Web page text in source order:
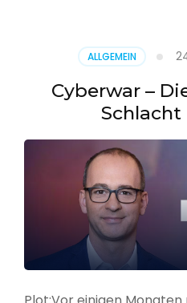
ALLGEMEIN
Cyberwar –